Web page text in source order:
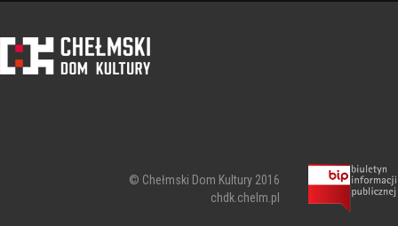
© Chełmski Dom Kultury 2016
chdk.chelm.pl